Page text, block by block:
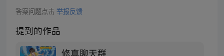
答案问题点击 举报反馈
提到的作品
修真聊天群